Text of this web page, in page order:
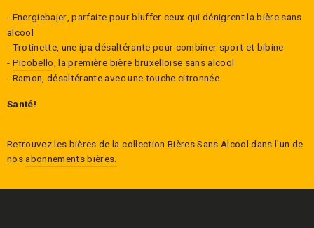
- Energiebajer, parfaite pour bluffer ceux qui dénigrent la bière sans
alcool
- Trotinette, une ipa désaltérante pour combiner sport et bibine
- Picobello, la première bière bruxelloise sans alcool
- Ramon, désaltérante avec une touche citronnée
Santé!
Retrouvez les bières de la collection Bières Sans Alcooldans l'un de
nosabonnements bières.